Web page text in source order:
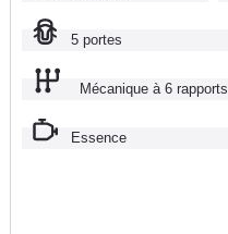
5 portes
Mécanique à 6 rapports
Essence